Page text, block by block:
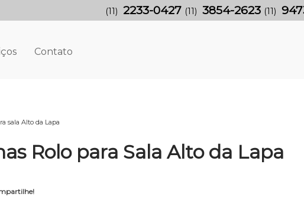
Contato
(11) 2233-0427 (11) 3854-2623 (11)
sala Alto da Lapa
Rolo para Sala Alto da Lapa